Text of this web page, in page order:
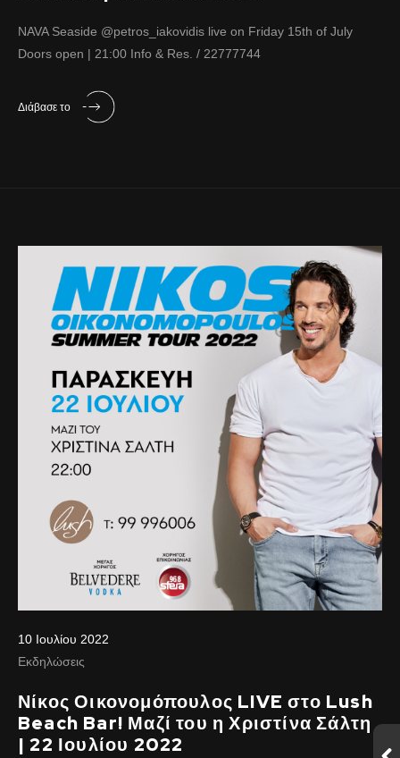
NAVA Seaside @petros_iakovidis live on Friday 15th of July
Doors open | 21:00 Info & Res. / 22777744
Διάβασε το
10 Ιουλίου 2022
Εκδηλώσεις
Νίκος Οικονομόπουλος LIVE στο Lush
Beach Bar! Μαζί του η Χριστίνα Σάλτη
| 22 Ιουλίου 2022